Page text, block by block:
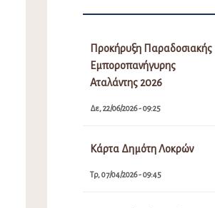
Προκήρυξη Παραδοσιακής
Εμποροπανήγυρης
Αταλάντης 2026
Δε, 22/06/2026 - 09:25
Κάρτα Δημότη Λοκρών
Τρ, 07/04/2026 - 09:45